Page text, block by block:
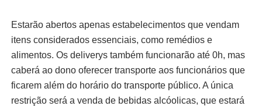
Estarão abertos apenas estabelecimentos que vendam
itens considerados essenciais, como remédios e
alimentos. Os deliverys também funcionarão até 0h, mas
caberá ao dono oferecer transporte aos funcionários que
ficarem além do horário do transporte público. A única
restrição será a venda de bebidas alcóolicas, que estará